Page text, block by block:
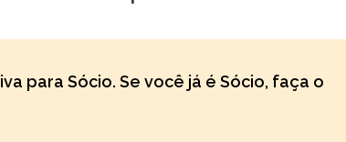
para Sócio. Se você já é Sócio, faça o